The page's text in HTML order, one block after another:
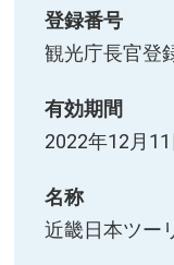
登録番号
観光庁長官登
有効期間
2022年12月
名称
近畿日本ツー